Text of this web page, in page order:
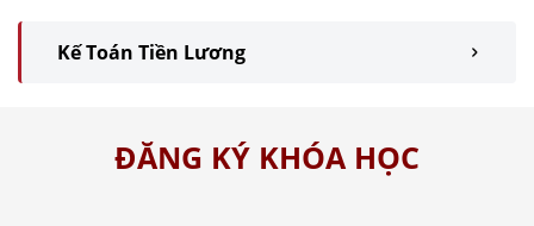
Kế Toán Tiền Lương
ĐĂNG KÝ KHÓA HỌC